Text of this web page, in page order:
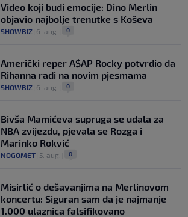
Video koji budi emocije: Dino Merlin
objavio najbolje trenutke s Koševa
SHOWBIZ 6. aug. 0
Američki reper A$AP Rocky potvrdio da
Rihanna radi na novim pjesmama
SHOWBIZ 6. aug. 0
Bivša Mamićeva supruga se udala za
NBA zvijezdu, pjevala se Rozga i
Marinko Rokvić
NOGOMET 5. aug. 0
Misirlić o dešavanjima na Merlinovom
koncertu: Siguran sam da je najmanje
1.000 ulaznica falsifikovano